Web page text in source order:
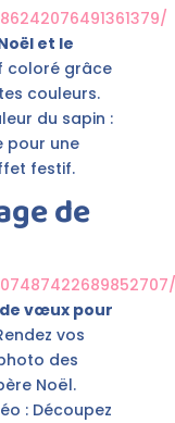
et le
coloré grâce
couleurs.
du sapin :
pour une
festif.
de
vœux pour
vos
des
Noël.
: Découpez